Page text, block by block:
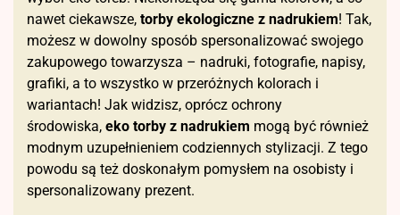
nawet ciekawsze, torby ekologiczne z nadrukiem! Tak,
możesz w dowolny sposób spersonalizować swojego
zakupowego towarzysza – nadruki, fotografie, napisy,
grafiki, a to wszystko w przeróżnych kolorach i
wariantach! Jak widzisz, oprócz ochrony
środowiska, eko torby z nadrukiem mogą być również
modnym uzupełnieniem codziennych stylizacji. Z tego
powodu są też doskonałym pomysłem na osobisty i
spersonalizowany prezent.